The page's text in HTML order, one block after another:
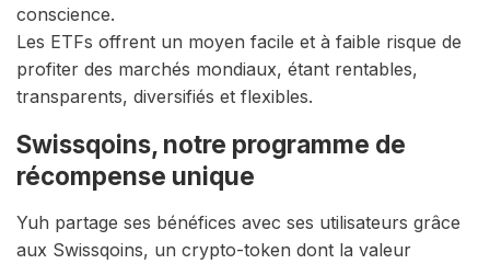
conscience.
Les ETFs offrent un moyen facile et à faible risque de
profiter des marchés mondiaux, étant rentables,
transparents, diversifiés et flexibles.
Swissqoins, notre programme de
récompense unique
Yuh partage ses bénéfices avec ses utilisateurs grâce
aux Swissqoins, un crypto-token dont la valeur